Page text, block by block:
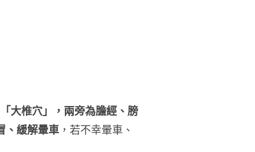
大椎穴」，兩旁為膽經、膀
、緩解暈車 ，若不幸暈車、